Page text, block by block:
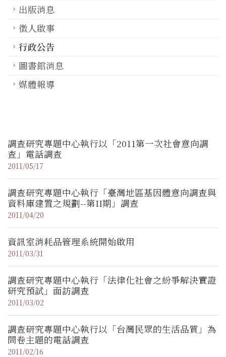
出版消息
徵人啟事
行政公告
圖書館消息
媒體報導
調查研究專題中心執行以「2011第一次社會意向調
查」電話調查
2011/05/17
調查研究專題中心執行「臺灣地區基因體意向調查與
資料庫建置之規劃--第II期」調查
2011/04/20
資訊室消耗品管理系統開始啟用
2011/03/31
調查研究專題中心執行「法律化社會之紛爭解決實證
研究預試」面訪調查
2011/03/02
調查研究專題中心執行以「台灣民眾的生活品質」為
問卷主題的電話調查
2011/02/16